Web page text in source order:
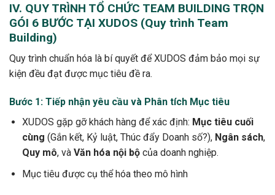
IV. QUY TRÌNH TỔ CHỨC TEAM BUILDING TRỌN
GÓI 6 BƯỚC TẠI XUDOS (Quy trình Team
Building)
Quy trình chuẩn hóa là bí quyết để XUDOS đảm bảo mọi sự
kiện đều đạt được mục tiêu đề ra.
Bước 1: Tiếp nhận yêu cầu và Phân tích Mục tiêu
XUDOS gặp gỡ khách hàng để xác định: Mục tiêu cuối
cùng (Gắn kết, Kỷ luật, Thúc đẩy Doanh số?), Ngân sách,
Quy mô, và Văn hóa nội bộcủa doanh nghiệp.
Mục tiêu được cụ thể hóa theo mô hình